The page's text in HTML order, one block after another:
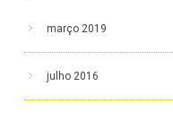
março 2019
julho 2016